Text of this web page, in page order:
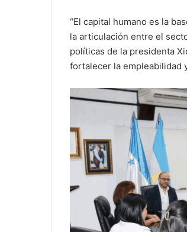
“El capital humano es la
la articulación entre el
políticas de la presidenta
fortalecer la empleabilidad